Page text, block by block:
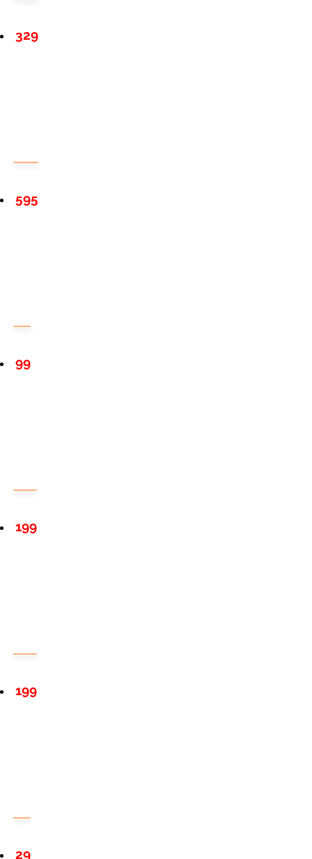
329
595
99
199
199
29